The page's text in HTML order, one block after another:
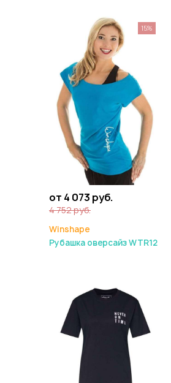
от 4 073 руб.
4 752 руб.
Winshape
Рубашка оверсайз WTR12
15%